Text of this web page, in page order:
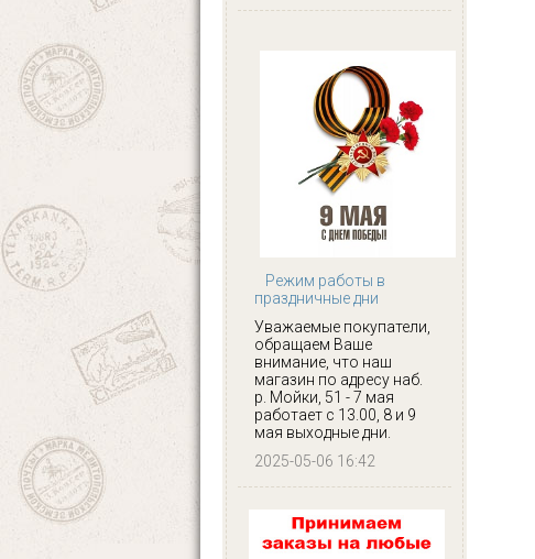
Режим работы в
праздничные дни
Уважаемые покупатели,
обращаем Ваше
внимание, что наш
магазин по адресу наб.
р. Мойки, 51 - 7 мая
работает с 13.00, 8 и 9
мая выходные дни.
2025-05-06 16:42